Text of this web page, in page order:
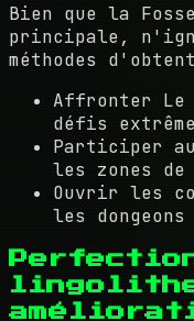
Bien que la
principale,
méthodes
Affronter Le
défis
Participer
les zones de
Ouvrir les
les